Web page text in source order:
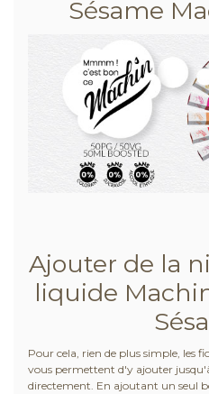
Sésame
Ajouter de la
liquide
Pour cela, rien de plus simple, les
vous permettent d'y ajouter
directement. En ajoutant un seul